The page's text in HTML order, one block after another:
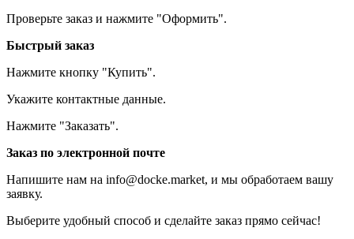
Проверьте заказ и нажмите "Оформить".
Быстрый заказ
Нажмите кнопку "Купить".
Укажите контактные данные.
Нажмите "Заказать".
Заказ по электронной почте
Напишите нам на info@docke.market, и мы обработаем вашу
заявку.
Выберите удобный способ и сделайте заказ прямо сейчас!